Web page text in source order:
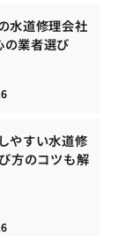
水道修理会社
業者選び
やすい水道修
方のコツも解